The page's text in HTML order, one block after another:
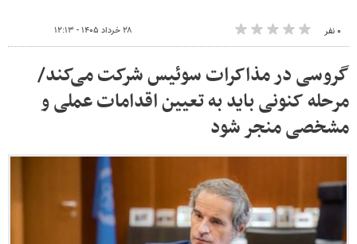
۰ نفر ۲۸ خرداد ۱۴۰۵ - ۱۲:۱۳
گروسی در مذاکرات سوئیس شرکت می‌کند/
مرحله کنونی باید به تعیین اقدامات عملی و
مشخصی منجر شود